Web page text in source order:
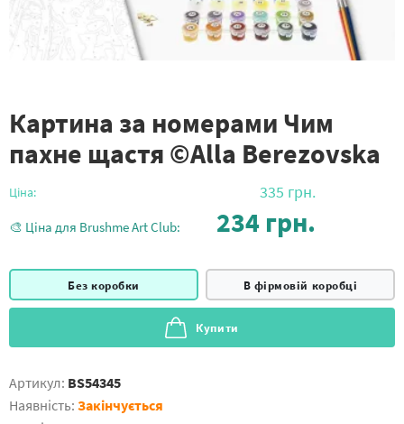
Картина за номерами Чим
пахне щастя ©Alla Berezovska
Ціна: 335 грн.
🎨 Ціна для Brushme Art Club: 234 грн.
Без коробки В фірмовій коробці
Купити
Артикул: BS54345
Наявність: Закінчується